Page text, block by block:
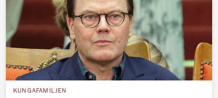
KUNGAFAMILJEN